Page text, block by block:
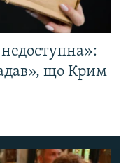
недоступна»:
що Крим